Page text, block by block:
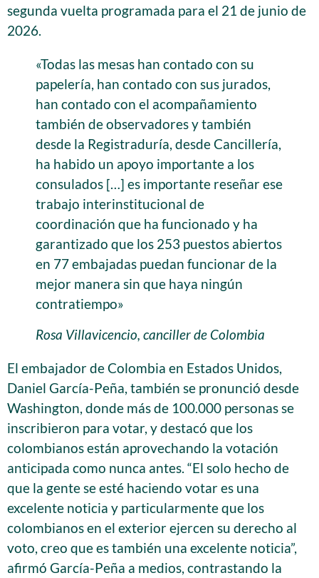
segunda vuelta programada para el 21 de junio de
2026.
«Todas las mesas han contado con su
papelería, han contado con sus jurados,
han contado con el acompañamiento
también de observadores y también
desde la Registraduría, desde Cancillería,
ha habido un apoyo importante a los
consulados […] es importante reseñar ese
trabajo interinstitucional de
coordinación que ha funcionado y ha
garantizado que los 253 puestos abiertos
en 77 embajadas puedan funcionar de la
mejor manera sin que haya ningún
contratiempo»
Rosa Villavicencio, canciller de Colombia
El embajador de Colombia en Estados Unidos,
Daniel García-Peña, también se pronunció desde
Washington, donde más de 100.000 personas se
inscribieron para votar, y destacó que los
colombianos están aprovechando la votación
anticipada como nunca antes. “El solo hecho de
que la gente se esté haciendo votar es una
excelente noticia y particularmente que los
colombianos en el exterior ejercen su derecho al
voto, creo que es también una excelente noticia”,
afirmó García-Peña a medios, contrastando la